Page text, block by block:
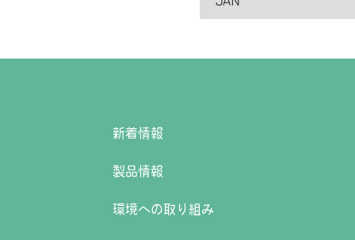
新着情報
製品情報
環境への取り組み